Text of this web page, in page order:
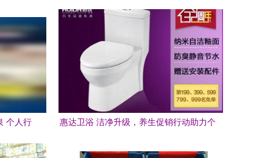
个人行
惠达卫浴 洁净升级，养生促销行动助力个